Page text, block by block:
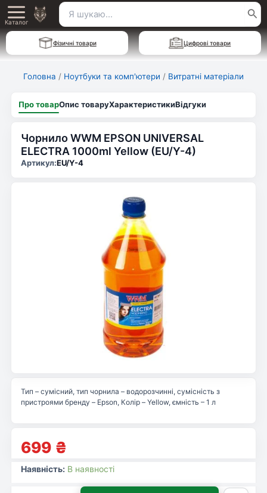
Перейти
до
вмісту
Main
Menu
Каталог
Пошук
для:
Фізичні товари Цифрові товари
Головна / Ноутбуки та комп'ютери / Витратні матеріали
Про товарОпис товаруХарактеристикиВідгуки
Чорнило WWM EPSON UNIVERSAL
ELECTRA 1000ml Yellow (EU/Y-4)
Артикул:EU/Y-4
699 ₴
Тип – сумісний, тип чорнила – водорозчинні, сумісність з
пристроями бренду – Epson, Колір – Yellow, ємність – 1 л
Наявність: В наявності